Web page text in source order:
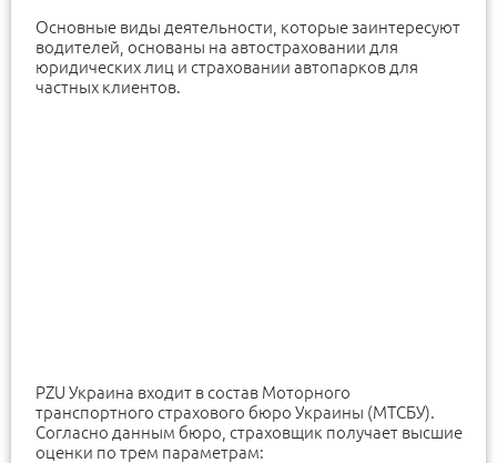
Основные виды деятельности, которые заинтересуют
водителей, основаны на автостраховании для
юридических лиц и страховании автопарков для
частных клиентов.
PZU Украина входит в состав Моторного
транспортного страхового бюро Украины (МТСБУ).
Согласно данным бюро, страховщик получает высшие
оценки по трем параметрам: